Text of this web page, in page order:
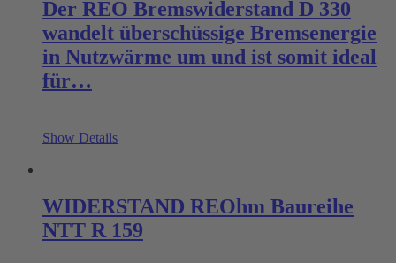
Der REO Bremswiderstand D 330
wandelt überschüssige Bremsenergie
in Nutzwärme um und ist somit ideal
für…
Show Details
WIDERSTAND REOhm Baureihe
NTT R 159